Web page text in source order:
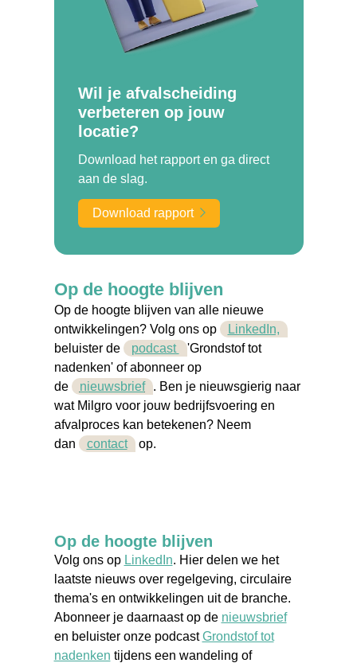
Wil je afvalscheiding
verbeteren op jouw
locatie?
Download het rapport en ga direct
aan de slag.
Download rapport
Op de hoogte blijven
Op de hoogte blijven van alle nieuwe
ontwikkelingen? Volg ons op
LinkedIn,
beluister de
podcast
'Grondstof tot
nadenken'of abonneer op
de
nieuwsbrief . Ben je nieuwsgierig naar
wat Milgro voor jouw bedrijfsvoering en
afvalproceskan betekenen? Neem
dan
contact op.
Op de hoogte blijven
Volg ons op LinkedIn. Hier delen we het
laatste nieuws over regelgeving, circulaire
thema's en ontwikkelingen uit de branche.
Abonneer je daarnaast op de nieuwsbrief
en beluister onze podcastGrondstof tot
nadenken tijdens een wandeling of